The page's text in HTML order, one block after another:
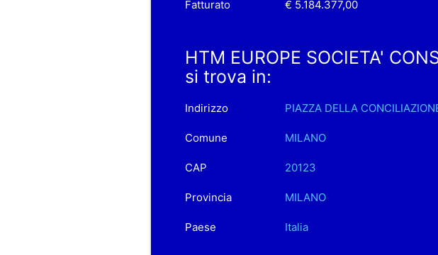
Fatturato € 5.184.377,00
HTM EUROPE SOCIETA'
si trova in:
Indirizzo PIAZZA DELLA
Comune MILANO
CAP 20123
Provincia MILANO
Paese Italia